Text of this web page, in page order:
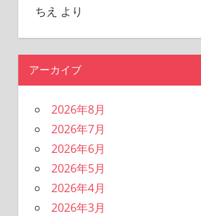
ちえ より
アーカイブ
2026年8月
2026年7月
2026年6月
2026年5月
2026年4月
2026年3月